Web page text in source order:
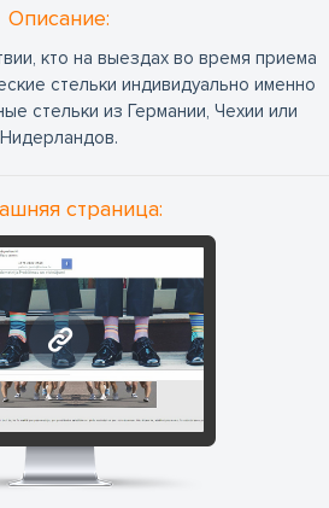
Oписание:
кто на выездах во время приема
стельки индивидуально именно
стельки из Германии, Чехии или
Нидерландов.
страница:
www.podometrija.lv